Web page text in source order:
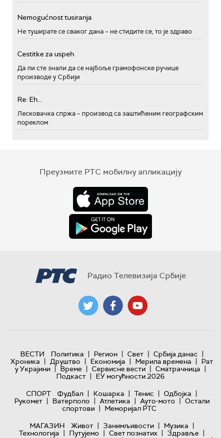
Nemogućnost tusiranja
Не туширате се сваког дана – не стидите се, то је здраво
Cestitke za uspeh
Да ли сте знали да се најбоље грамофонске ручице
производе у Србији
Re: Eh...
Лесковачка спржа – производ са заштићеним географским
пореклом
Преузмите РТС мобилну апликацију
Радио Телевизија Србије
ВЕСТИ Политика | Регион | Свет | Србија данас |
Хроника | Друштво | Економија | Мерила времена | Рат
у Украјини | Време | Сервисне вести | Сматрачница |
Подкаст | ЕУ могућности 2026
СПОРТ
Фудбал | Кошарка | Тенис | Одбојка |
Рукомет | Ватерполо | Атлетика | Ауто-мото | Остали
спортови | Меморијал РТС
МАГАЗИН
Живот | Занимљивости | Музика |
Технологијa | Путујемо | Свет познатих | Здравље |